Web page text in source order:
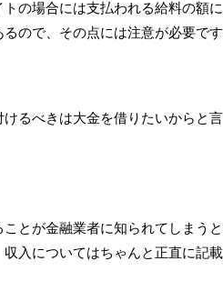
トの場合には支払われる給料の額
ので、その点には注意が必要です
けるべきは大金を借りたいからと
ことが金融業者に知られてしまう
入についてはちゃんと正直に記載